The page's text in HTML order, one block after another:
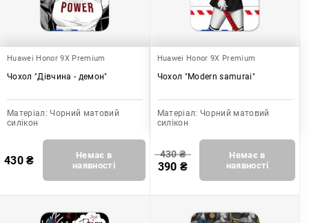
Huawei Honor 9X Premium
Чохол "Дівчина - демон"
Матеріал: Чорний матовий
силікон
430₴
Немає в
наявності
Huawei Honor 9X Premium
Чохол "Modern samurai"
Матеріал: Чорний матовий
силікон
430₴
390 ₴
Немає в
наявності